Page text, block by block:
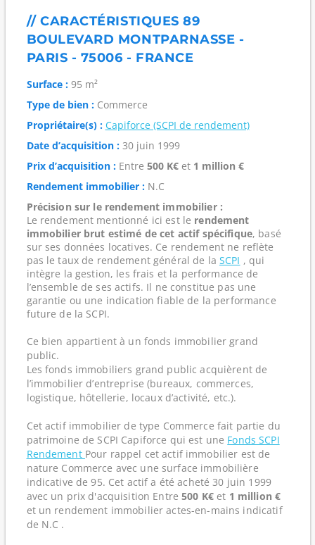
// CARACTÉRISTIQUES 89
BOULEVARD MONTPARNASSE -
PARIS - 75006 - FRANCE
Surface :95 m²
Type de bien :Commerce
Propriétaire(s) : Capiforce (SCPI de rendement)
Date d’acquisition :30 juin 1999
Prix d’acquisition :Entre 500 K€et 1 million €
Rendement immobilier :N.C
Précision sur le rendement immobilier :
Le rendement mentionné ici est le rendement
immobilier brut estimé de cet actif spécifique, basé
sur ses données locatives. Ce rendement ne reflète
pas le taux de rendement général de la SCPI , qui
intègre la gestion, les frais et la performance de
l’ensemble de ses actifs. Il ne constitue pas une
garantie ou une indication fiable de la performance
future de la SCPI.
Ce bien appartient à un fonds immobilier grand
public.
Les fonds immobiliers grand public acquièrent de
l’immobilier d’entreprise (bureaux, commerces,
logistique, hôtellerie, locaux d’activité, etc.).
Cet actif immobilier de type Commerce fait partie du
patrimoine de SCPI Capiforce qui est une Fonds SCPI
Rendement Pour rappel cet actif immobilier est de
nature Commerce avec une surface immobilière
indicative de 95. Cet actif a été acheté 30 juin 1999
avec un prix d'acquisition Entre500 K€et 1 million €
et un rendement immobilier actes-en-mains indicatif
de N.C .